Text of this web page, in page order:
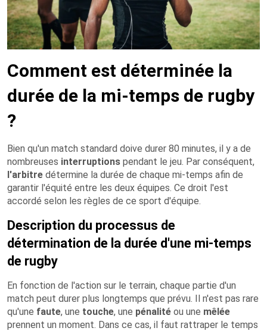
Comment est déterminée la
durée de la mi-temps de rugby
?
Bien qu'un match standard doive durer 80 minutes, il y a de
nombreuses interruptions pendant le jeu. Par conséquent,
l'arbitre détermine la durée de chaque mi-temps afin de
garantir l'équité entre les deux équipes. Ce droit l'est
accordé selon les règles de ce sport d'équipe.
Description du processus de
détermination de la durée d'une mi-temps
de rugby
En fonction de l'action sur le terrain, chaque partie d'un
match peut durer plus longtemps que prévu. Il n'est pas rare
qu'une faute, une touche, une pénalité ou une mêlée
prennent un moment. Dans ce cas, il faut rattraper le temps